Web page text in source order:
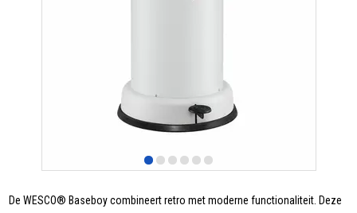
De WESCO® Baseboy combineert retro met moderne functionaliteit. Deze